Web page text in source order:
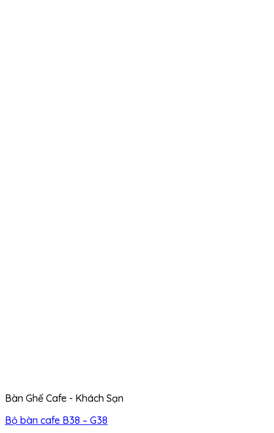
Bàn Ghế Cafe - Khách Sạn
Bộ bàn cafe B38 – G38